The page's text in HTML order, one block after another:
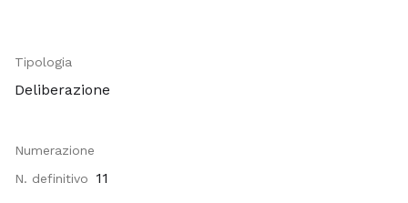
Tipologia
Deliberazione
Numerazione
N. definitivo
11